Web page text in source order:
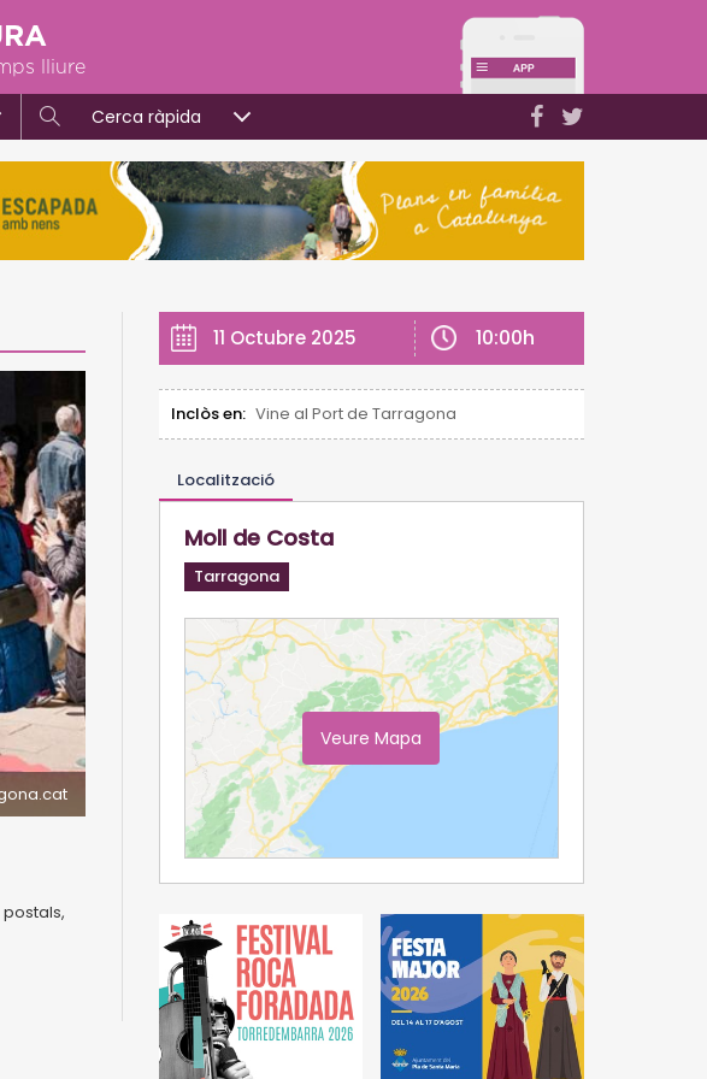
lliure
Cerca ràpida
11 Octubre 2025 10:00h
Inclòs en: Vine al Port de Tarragona
Localització
Moll de Costa
Tarragona
Veure Mapa